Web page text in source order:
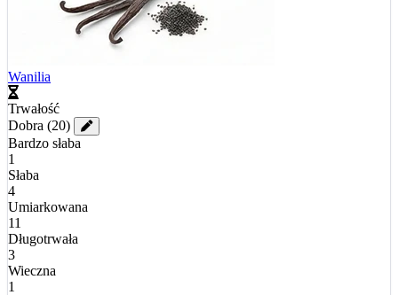
Wanilia
Trwałość
Dobra (20)
Bardzo słaba
1
Słaba
4
Umiarkowana
11
Długotrwała
3
Wieczna
1